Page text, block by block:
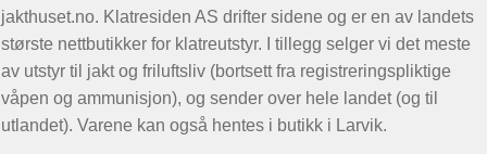
jakthuset.no. Klatresiden AS drifter sidene og er en av landets
største nettbutikker for klatreutstyr. I tillegg selger vi det meste
av utstyr til jakt og friluftsliv (bortsett fra registreringspliktige
våpen og ammunisjon), og sender over hele landet (og til
utlandet). Varene kan også hentes i butikk i Larvik.